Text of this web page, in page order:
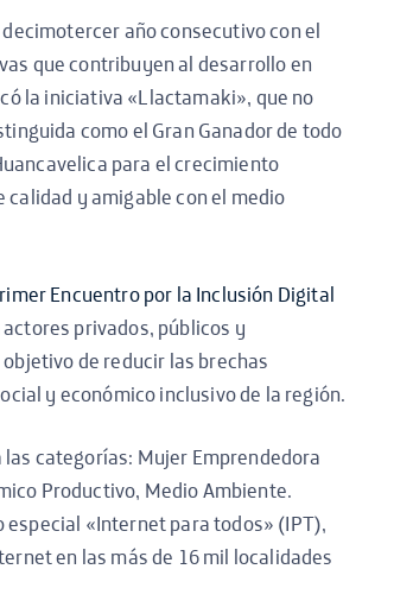
año consecutivo con el
que contribuyen al desarrollo en
la iniciativa «Llactamaki», que no
como el Gran Ganador de todo
para el crecimiento
y amigable con el medio
Encuentro por la Inclusión Digital
privados, públicos y
de reducir las brechas
y económico inclusivo de la región.
categorías: Mujer Emprendedora
Productivo, Medio Ambiente.
especial «Internet para todos» (IPT),
en las más de 16 mil localidades